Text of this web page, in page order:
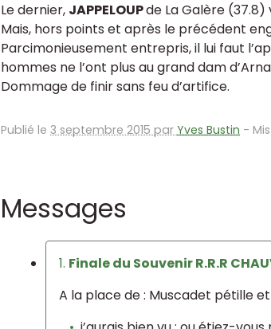
Le dernier, JAPPELOUPde La Galère
Mais, hors points et après le précédent
Parcimonieusement entrepris, il lui faut
hommes ne l’ont plus au grand dam
Dommage de finir sans feu d’artifice.
Publié le 3 septembre 2015 par Yves Bustin -
Messages
1. Finale du Souvenir R.R.R
A la place de : Muscadet pétille